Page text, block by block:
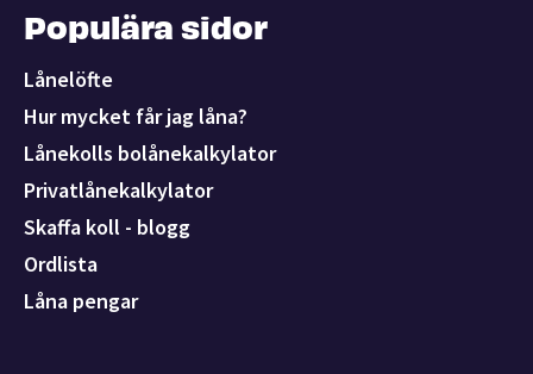
Populära sidor
Lånelöfte
Hur mycket får jag låna?
Lånekolls bolånekalkylator
Privatlånekalkylator
Skaffa koll - blogg
Ordlista
Låna pengar